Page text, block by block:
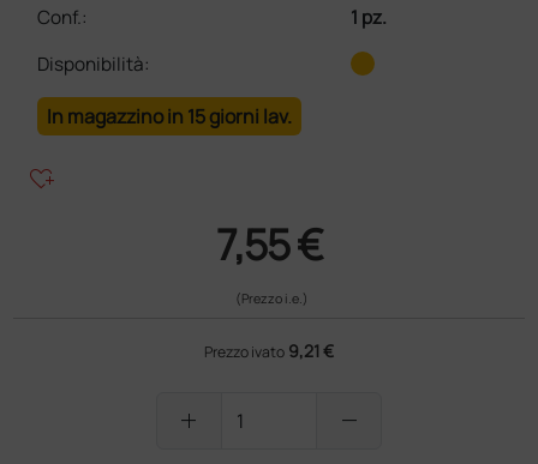
Conf.:
1 pz.
Disponibilità:
In magazzino in 15 giorni lav.
heart_plus
7,55 €
(Prezzo i.e.)
Prezzo ivato 9,21 €
add remove